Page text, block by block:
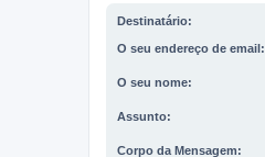
Destinatário:
O seu endereço de email:
O seu nome:
Assunto:
Corpo da Mensagem: